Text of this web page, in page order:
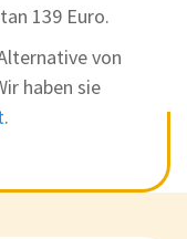
139 Euro.
von
haben sie
.